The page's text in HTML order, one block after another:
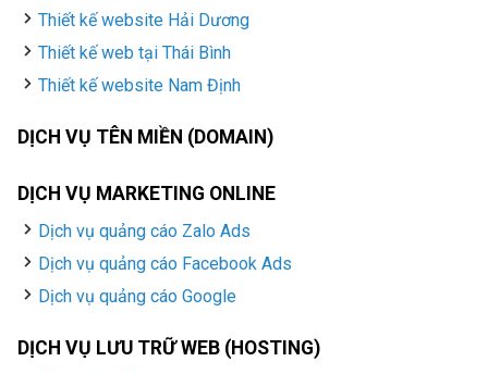
Thiết kế website Hải Dương
Thiết kế web tại Thái Bình
Thiết kế website Nam Định
DỊCH VỤ TÊN MIỀN (DOMAIN)
DỊCH VỤ MARKETING ONLINE
Dịch vụ quảng cáo Zalo Ads
Dịch vụ quảng cáo Facebook Ads
Dịch vụ quảng cáo Google
DỊCH VỤ LƯU TRỮ WEB (HOSTING)